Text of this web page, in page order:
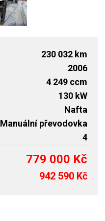
230 032 km
2006
4 249 ccm
130 kW
Nafta
Manuální převodovka
4
779 000 Kč
942 590 Kč